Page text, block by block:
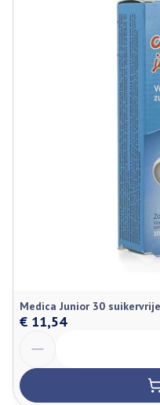
Dieetbeperkingen
Medica Junior 30
€ 11,54